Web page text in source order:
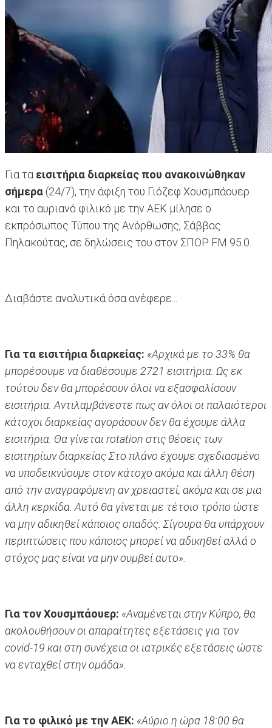
Για ταεισιτήρια διαρκείας που ανακοινώθηκαν
σήμερα (24/7), την άφιξη του Γιόζεφ Χουσμπάουερ
και το αυριανό φιλικό με την ΑΕΚ μίλησε ο
εκπρόσωπος Τύπου της Ανόρθωσης, Σάββας
Πηλακούτας, σε δηλώσεις του στον ΣΠΟΡ FM 95.0.
Διαβάστε αναλυτικά όσα ανέφερε...
Για τα εισιτήρια διαρκείας: «Αρχικά με το 33% θα
μπορέσουμε να διαθέσουμε 2721 εισιτήρια. Ως εκ
τούτου δεν θα μπορέσουν όλοι να εξασφαλίσουν
εισιτήρια. Αντιλαμβάνεστε πως αν όλοι οι παλαιότεροι
κάτοχοι διαρκείας αγοράσουν δεν θα έχουμε άλλα
εισιτήρια. Θα γίνεται rotation στις θέσεις των
εισιτηρίων διαρκείας Στο πλάνο έχουμε σχεδιασμένο
να υποδεικνύουμε στον κάτοχο ακόμα και άλλη θέση
από την αναγραφόμενη αν χρειαστεί, ακόμα και σε μια
άλλη κερκίδα. Αυτό θα γίνεται με τέτοιο τρόπο ώστε
να μην αδικηθεί κάποιος οπαδός. Σίγουρα θα υπάρχουν
περιπτώσεις που κάποιος μπορεί να αδικηθεί αλλά ο
στόχος μας είναι να μην συμβεί αυτο».
Για τον Χουσμπάουερ: «Αναμένεται στην Κύπρο, θα
ακολουθήσουν οι απαραίτητες εξετάσεις για τον
covid-19 και στη συνέχεια οι ιατρικές εξετάσεις ώστε
να ενταχθεί στην ομάδα».
Για το φιλικό με την ΑΕΚ: «Αύριο η ώρα 18:00 θα